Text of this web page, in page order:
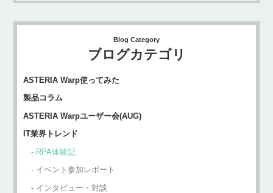
Blog Category
ブログカテゴリ
ASTERIA Warp使ってみた
製品コラム
ASTERIA Warpユーザー会(AUG)
IT業界トレンド
RPA体験記
イベント参加レポート
インタビュー・対談